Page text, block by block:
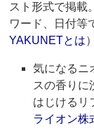
スト形式で掲載
ワード、日付等
YAKUNETとは）
気になるニ
スの香りに
はじけるリ
ライオン株